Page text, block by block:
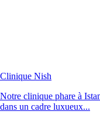
Clinique Nish
Notre clinique phare à
dans un cadre luxueux...